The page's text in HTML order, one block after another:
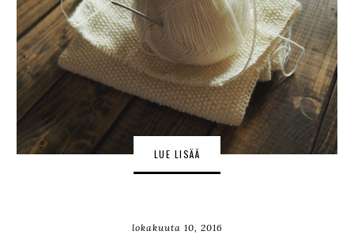
LUE LISÄÄ
lokakuuta 10, 2016